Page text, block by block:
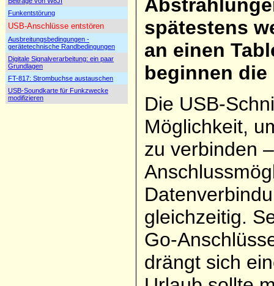
spätestens
an einen
beginnen die
Die USB-
Möglichkeit,
zu verbinden
gleichzeitig.
Go-
drängt sich
Funkentstörung
USB-Anschlüsse entstören
Ausbreitungsbedingungen -
gerätetechnische Randbedingungen
Digitale Signalverarbeitung: ein paar
Grundlagen
FT-817: Strombuchse austauschen
USB-Soundkarte für Funkzwecke
modifizieren